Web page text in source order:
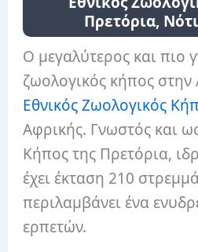
Πρετόρια,
Ο μεγαλύτερος και πιο
ζωολογικός κήπος στην
Εθνικός Ζωολογικός
Αφρικής. Γνωστός και
Κήπος της Πρετόρια,
έχει έκταση 210
περιλαμβάνει ένα
ερπετών.